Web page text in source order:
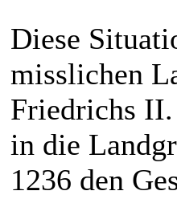
Diese
misslichen
Friedrichs
in die
1236 den